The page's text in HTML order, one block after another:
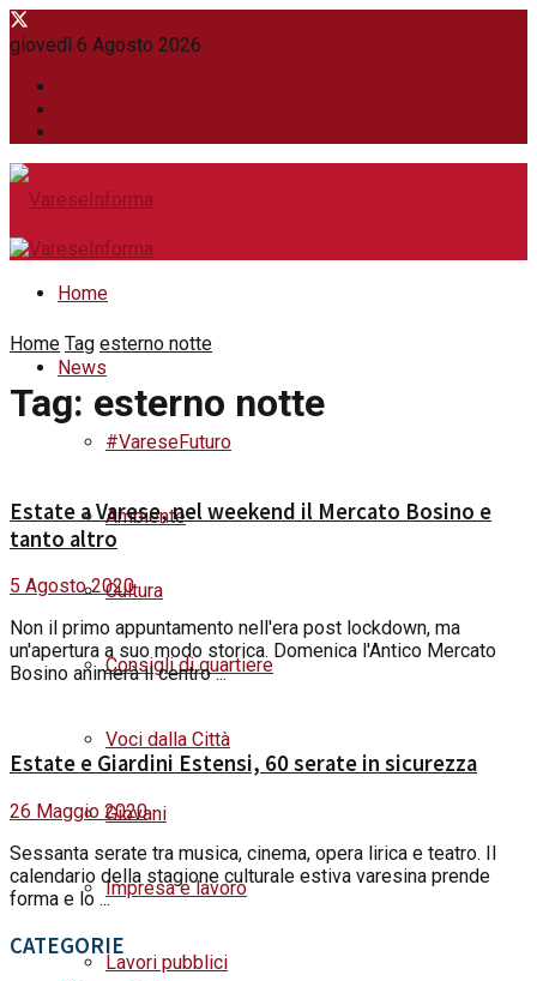
giovedì 6 Agosto 2026
Home
News
#VareseFuturo
Ambiente
Cultura
Consigli di quartiere
Voci dalla Città
Giovani
Impresa e lavoro
Lavori pubblici
Home Tag esterno notte
Tag: esterno notte
Estate a Varese, nel weekend il Mercato Bosino e
tanto altro
5 Agosto 2020
Non il primo appuntamento nell'era post lockdown, ma
un'apertura a suo modo storica. Domenica l'Antico Mercato
Bosino animerà il centro ...
Estate e Giardini Estensi, 60 serate in sicurezza
26 Maggio 2020
Sessanta serate tra musica, cinema, opera lirica e teatro. Il
calendario della stagione culturale estiva varesina prende
forma e lo ...
CATEGORIE